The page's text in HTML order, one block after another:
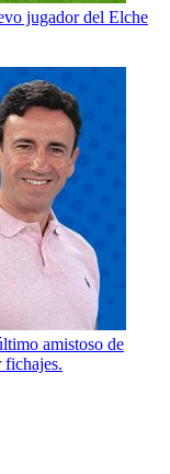
jugador del Elche
amistoso de
fichajes.